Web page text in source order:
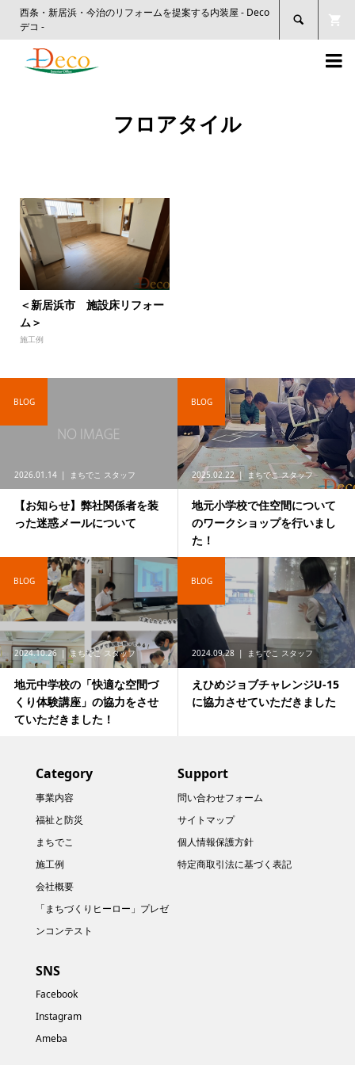
西条・新居浜・今治のリフォームを提案する内装屋 - Deco
デコ -


フロアタイル
＜新居浜市 施設床リフォー
ム＞
施工例
2026.01.14 まちでこ スタッフ
【お知らせ】弊社関係者を装
った迷惑メールについて
BLOG
2025.02.22 まちでこ スタッフ
地元小学校で住空間について
のワークショップを行いまし
た！
BLOG
2024.10.26 まちでこ スタッフ
地元中学校の「快適な空間づ
くり体験講座」の協力をさせ
ていただきました！
BLOG
2024.09.28 まちでこ スタッフ
えひめジョブチャレンジU-15
に協力させていただきました
BLOG
Category
事業内容
福祉と防災
まちでこ
施工例
会社概要
「まちづくりヒーロー」プレゼ
ンコンテスト
Support
問い合わせフォーム
サイトマップ
個人情報保護方針
特定商取引法に基づく表記
SNS
Facebook
Instagram
Ameba